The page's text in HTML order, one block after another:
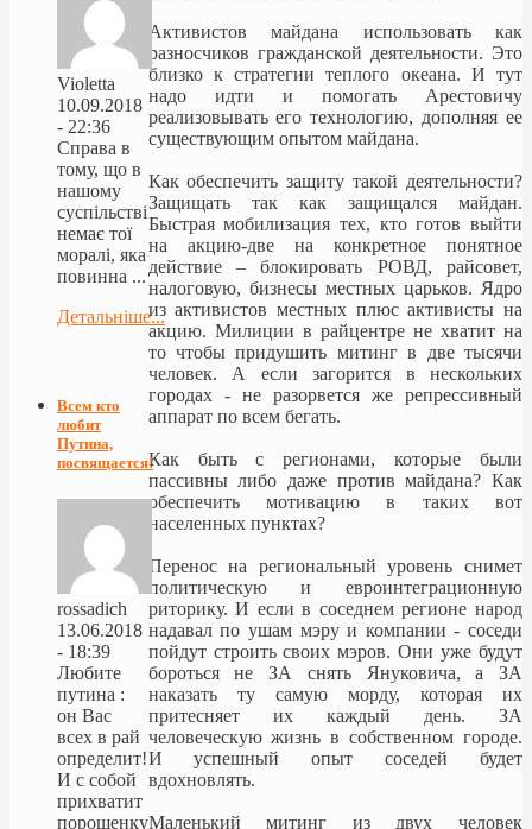
Активистов майдана использовать как
разносчиков гражданской деятельности. Это
близко к стратегии теплого океана. И тут
надо идти и помогать Арестовичу
реализовывать его технологию, дополняя ее
существующим опытом майдана.
Как обеспечить защиту такой деятельности?
Защищать так как защищался майдан.
Быстрая мобилизация тех, кто готов выйти
на акцию-две на конкретное понятное
действие – блокировать РОВД, райсовет,
налоговую, бизнесы местных царьков. Ядро
из активистов местных плюс активисты на
акцию. Милиции в райцентре не хватит на
то чтобы придушить митинг в две тысячи
человек. А если загорится в нескольких
городах - не разорвется же репрессивный
аппарат по всем бегать.
Как быть с регионами, которые были
пассивны либо даже против майдана? Как
обеспечить мотивацию в таких вот
населенных пунктах?
Перенос на региональный уровень снимет
политическую и евроинтеграционную
риторику. И если в соседнем регионе народ
надавал по ушам мэру и компании - соседи
пойдут строить своих мэров. Они уже будут
бороться не ЗА снять Януковича, а ЗА
наказать ту самую морду, которая их
притесняет их каждый день. ЗА
человеческую жизнь в собственном городе.
И успешный опыт соседей будет
вдохновлять.
Маленький митинг из двух человек
Violetta
10.09.2018
- 22:36
Справа в
тому, що в
нашому
суспільстві
немає тої
моралі, яка
повинна ...
Детальніше...
Всем кто
любит
Путина,
посвящается!
rossadich
13.06.2018
- 18:39
Любите
путина :
он Вас
всех в рай
определит!
И с собой
прихватит
порошенку